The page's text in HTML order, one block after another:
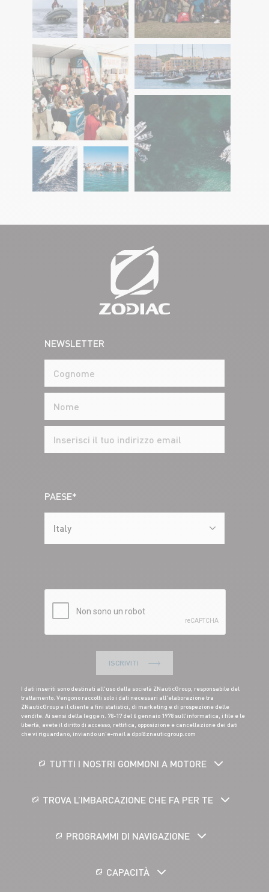
NEWSLETTER
PAESE*
Italy
ISCRIVITI
I dati inseriti sono destinati all'uso della società ZNauticGroup, responsabile del
trattamento. Vengono raccolti solo i dati necessari all'elaborazione tra
ZNauticGroup e il cliente a fini statistici, di marketing e di prospezione delle
vendite. Ai sensi della legge n. 78-17 del 6 gennaio 1978 sull'informatica, i file e le
libertà, avete il diritto di accesso, rettifica, opposizione e cancellazione dei dati
che vi riguardano, inviando un'e-mail a dpo@znauticgroup.com
TUTTI I NOSTRI GOMMONI A MOTORE
TROVA L’IMBARCAZIONE CHE FA PER TE
PROGRAMMI DI NAVIGAZIONE
CAPACITÀ